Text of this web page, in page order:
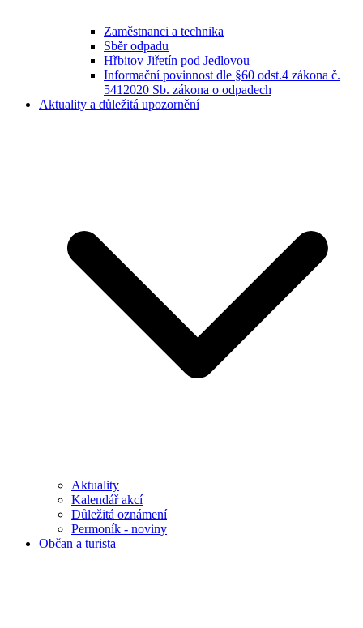
Zaměstnanci a technika
Sběr odpadu
Hřbitov Jiřetín pod Jedlovou
Informační povinnost dle §60 odst.4 zákona č.
5412020 Sb. zákona o odpadech
Aktuality a důležitá upozornění
Aktuality
Kalendář akcí
Důležitá oznámení
Permoník - noviny
Občan a turista